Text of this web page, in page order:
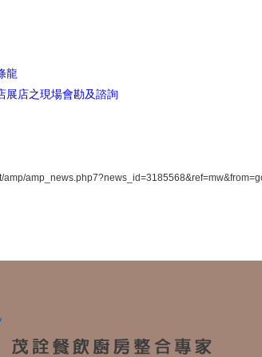
龍
展店之現場會勘及諮詢
amp/